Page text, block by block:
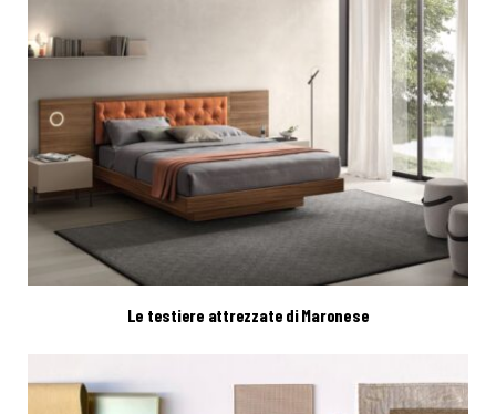
Le testiere attrezzate di Maronese